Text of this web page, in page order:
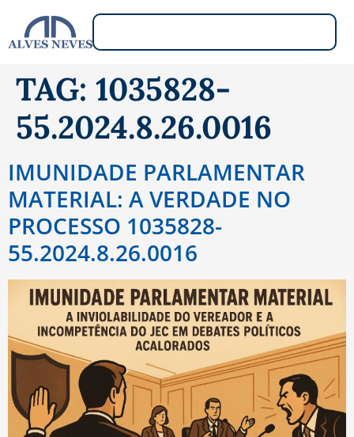
TAG: 1035828-
55.2024.8.26.0016
IMUNIDADE PARLAMENTAR
MATERIAL: A VERDADE NO
PROCESSO 1035828-
55.2024.8.26.0016